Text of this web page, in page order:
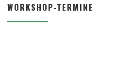
WORKSHOP-TERMINE